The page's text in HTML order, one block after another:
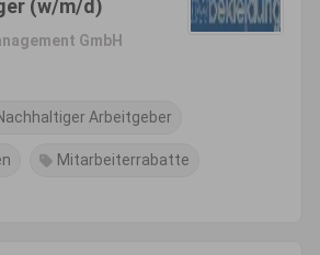
(w/m/d)
GmbH
Arbeitgeber
Mitarbeiterrabatte